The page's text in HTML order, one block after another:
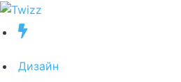
Дизайн